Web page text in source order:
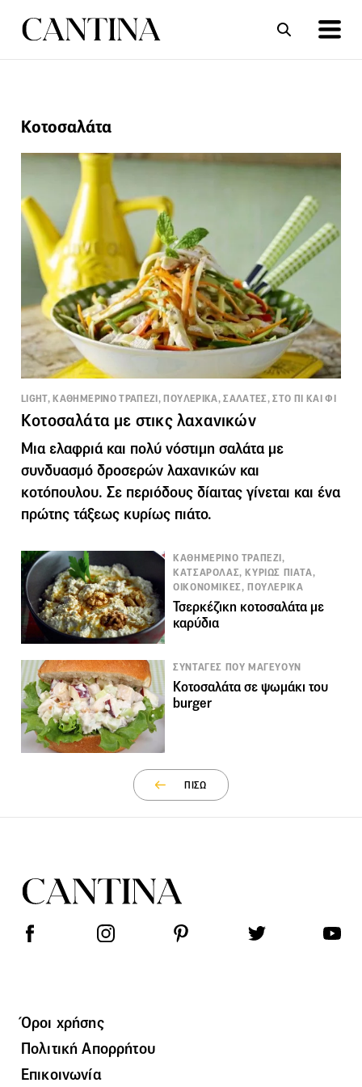
ΣΥΝΤΑΓΕΣ
Κοτοσαλάτα
LIGHT, ΚΑΘΗΜΕΡΙΝΟ ΤΡΑΠΕΖΙ, ΠΟΥΛΕΡΙΚΑ, ΣΑΛΑΤΕΣ, ΣΤΟ ΠΙ ΚΑΙ ΦΙ
Κοτοσαλάτα με στικς λαχανικών
Μια ελαφριά και πολύ νόστιμη σαλάτα με
συνδυασμό δροσερών λαχανικών και
κοτόπουλου. Σε περιόδους δίαιτας γίνεται και ένα
πρώτης τάξεως κυρίως πιάτο.
ΚΑΘΗΜΕΡΙΝΟ ΤΡΑΠΕΖΙ,
ΚΑΤΣΑΡΟΛΑΣ, ΚΥΡΙΩΣ ΠΙΑΤΑ,
ΟΙΚΟΝΟΜΙΚΕΣ, ΠΟΥΛΕΡΙΚΑ
Τσερκέζικη κοτοσαλάτα με
καρύδια
ΣΥΝΤΑΓΕΣ ΠΟΥ ΜΑΓΕΥΟΥΝ
Κοτοσαλάτα σε ψωμάκι του
burger
ΠΙΣΩ
Όροι χρήσης
Πολιτική Απορρήτου
Επικοινωνία